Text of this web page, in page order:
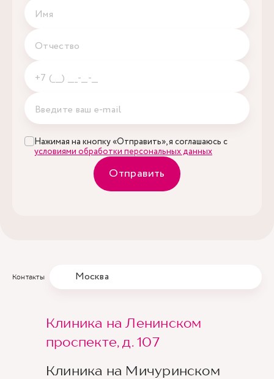
Нажимая на кнопку «Отправить», я соглашаюсь с
условиями обработки персональных данных
Отправить
Контакты Москва
Клиника на Ленинском
проспекте, д. 107
Клиника на Мичуринском